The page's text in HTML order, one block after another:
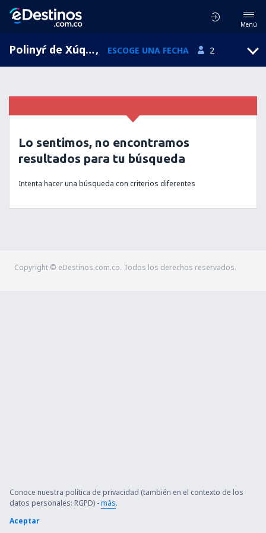
Menú
Polinyŕ de Xúquer, Comunidad Valenciana, España, ESCOGE UNA FECHA 2
Lo sentimos, no encontramos
resultados para tu búsqueda
Intenta hacer una búsqueda con criterios diferentes
Copyright © eDestinos.com.co. Todos los derechos reservados.
Conoce nuestra política de privacidad (también en el contexto de los
datos personales: RGPD) -más.
Aceptar